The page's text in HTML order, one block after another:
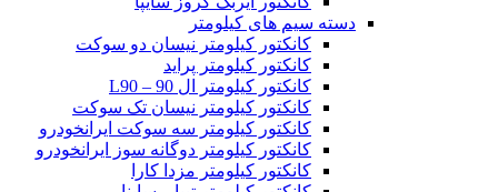
دسته سیم های کیلومتر
کانکتور کیلومتر نیسان دو سوکت
کانکتور کیلومتر پراید
کانکتور کیلومتر ال 90 – L90
کانکتور کیلومتر نیسان تک سوکت
کانکتور کیلومتر سه سوکت ایرانخودرو
کانکتور کیلومتر دوگانه سوز ایرانخودرو
کانکتور کیلومتر مزدا کارا